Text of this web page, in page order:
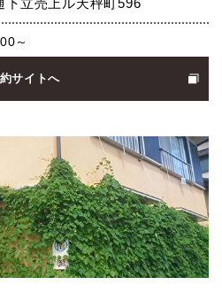
下立売上ル天秤町596
～
サイトへ